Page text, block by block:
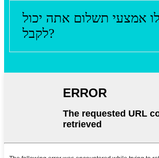
אמצעי תשלום אתה יכול
לקבל?